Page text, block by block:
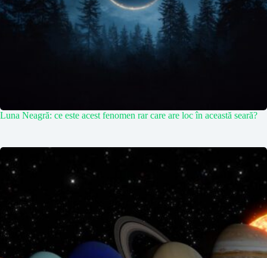
Luna Neagră: ce este acest fenomen rar care are loc în această seară?